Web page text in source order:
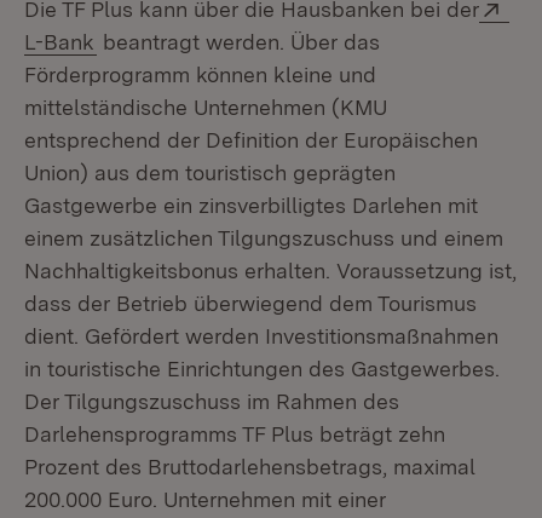
Die TF Plus kann über die Hausbanken bei der
L-Bank (Öffnet in neuem Fenster)
beantragt werden. Über das
Förderprogramm können kleine und
mittelständische Unternehmen (KMU
entsprechend der Definition der Europäischen
Union) aus dem touristisch geprägten
Gastgewerbe ein zinsverbilligtes Darlehen mit
einem zusätzlichen Tilgungszuschuss und einem
Nachhaltigkeitsbonus erhalten. Voraussetzung ist,
dass der Betrieb überwiegend dem Tourismus
dient. Gefördert werden Investitionsmaßnahmen
in touristische Einrichtungen des Gastgewerbes.
Der Tilgungszuschuss im Rahmen des
Darlehensprogramms TF Plus beträgt zehn
Prozent des Bruttodarlehensbetrags, maximal
200.000 Euro. Unternehmen mit einer